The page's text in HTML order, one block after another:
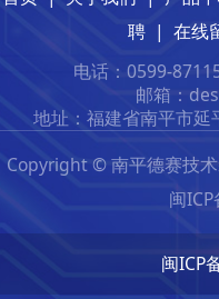
聘| 在线
电话：0599-
邮箱：
地址：福建省南平市延
Copyright © 南平德赛技
闽
闽ICP